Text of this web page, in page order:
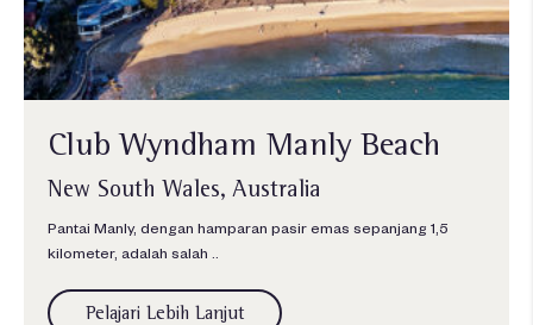
Club Wyndham Manly Beach
New South Wales, Australia
Pantai Manly, dengan hamparan pasir emas sepanjang 1,5
kilometer, adalah salah ..
Pelajari Lebih Lanjut